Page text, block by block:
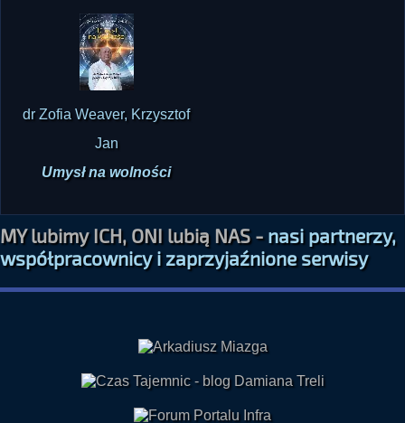
dr Zofia Weaver, Krzysztof
Jan
Umysł na wolności
współpracownicy i zaprzyjaźnione serwisy